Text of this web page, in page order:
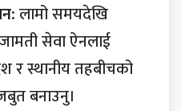
लामो समयदेखि
सेवा ऐनलाई
र स्थानीय तहबीचको
बनाउनु।